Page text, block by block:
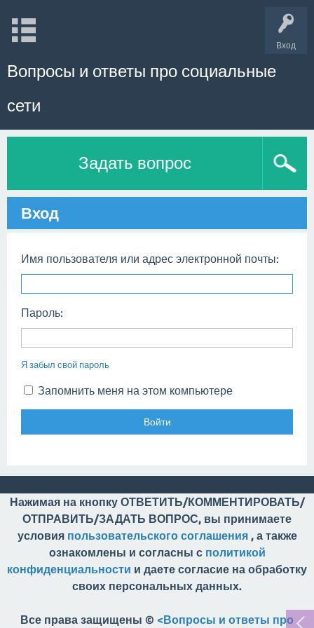
Вход
Вопросы и ответы про социальные
сети
Задать вопрос
Вход
Имя пользователя или адрес электронной почты:
Пароль:
Я забыл свой пароль
Запомнить меня на этом компьютере
Нажимая на кнопку ОТВЕТИТЬ/КОММЕНТИРОВАТЬ/
ОТПРАВИТЬ/ЗАДАТЬ ВОПРОС, вы принимаете
условия пользовательского соглашения, а также
ознакомлены и согласны с политикой
конфиденциальности и даете согласие на обработку
своих персональных данных.
Все права защищены © <Вопросы и ответы про